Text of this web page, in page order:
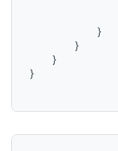
}
}
}
}